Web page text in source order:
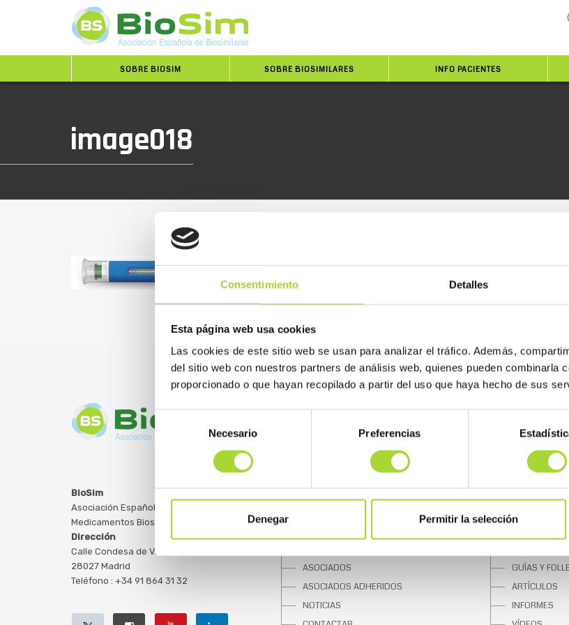
Consentimiento Detalles
Esta página web usa cookies
Las cookies de este sitio web se usan para analizar el tráfico. Además,
del sitio web con nuestros partners de análisis web, quienes pueden combinarla
proporcionado o que hayan recopilado a partir del uso que haya hecho de sus
Selección
consentimiento
Necesario Preferencias
Denegar Permitir la selección
SOBRE BIOSIM SOBRE BIOSIMILARES INFO PACIENTES
image018
BioSim
Asociación Española de
Medicamentos Biosimilares
Dirección
Calle Condesa de Venadito, 1
28027 Madrid
Teléfono : +34 91 864 31 32
ASOCIADOS
ASOCIADOS ADHERIDOS
NOTICIAS
SOBRE LOS
GUÍAS Y
ARTÍCULOS
INFORMES